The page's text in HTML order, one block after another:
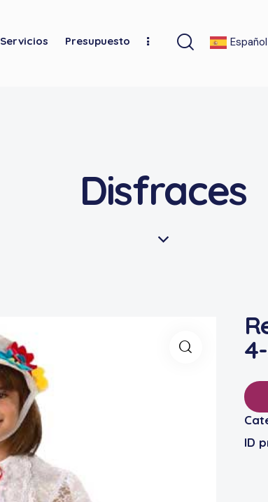
Servicios Presupuesto Español
Disfraces
ID